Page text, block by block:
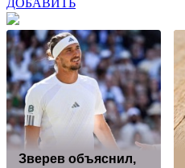
Зверев объяснил,